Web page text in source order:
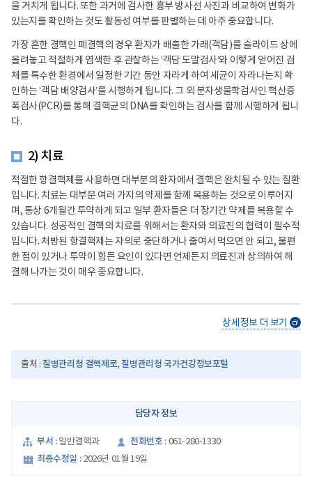
을 거치게 됩니다. 또한 과거에 검사한 흉부 방사선 사진과 비교하여 변화가
있는지를 확인하는 것도 활동성 여부를 판별하는 데 아주 중요합니다.
가장 흔한 결핵인 폐결핵의 경우 환자가 배출한 가래(객담)를 슬라이드 상에
올려놓고 적절하게 염색한 후 관찰하는 ‘객담 도말검사’와 이렇게 얻어진 검
체를 특수한 환경에서 일정한 기간 동안 자라게 하여 세균이 자라나는지 확
인하는 ‘객담 배양검사’를 시행하게 됩니다. 그 외 분자생물학검사인 핵산증
폭검사(PCR)를 통해 결핵균의 DNA를 확인하는 검사를 함께 시행하게 됩니
다.
2) 치료
적절한 항결핵제를 사용하면 대부분의 환자에서 결핵은 완치될 수 있는 질환
입니다. 치료는 대부분 여러 가지의 약제를 함께 복용하는 것으로 이루어지
며, 통상 6개월간 투약하게 되고 일부 환자들은 더 장기간 약제를 복용할 수
있습니다. 성공적인 결핵의 치료를 위해서는 환자와 의료진의 협력이 필수적
입니다. 처방된 항결핵제는 자의로 중단하거나 줄여서 먹으면 안 되고, 불편
한 점이 있거나 투약이 힘든 요인이 있다면 언제든지 의료진과 상의하여 해
결해 나가는 것이 매우 중요합니다.
상세정보 더 보기 새
창
출처 :질병관리청 결핵제로, 질병관리청 국가건강정보포털
담당자 정보
부서 : 일반결핵과 전화번호 : 061-280-1330
최종수정일 : 2026년 01월 19일